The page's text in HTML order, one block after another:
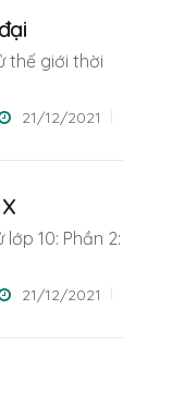
thế giới thời
21/12/2021
10: Phần 2:
21/12/2021